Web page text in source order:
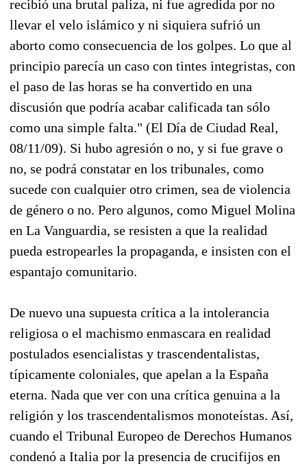
recibió una brutal paliza, ni fue agredida por no
llevar el velo islámico y ni siquiera sufrió un
aborto como consecuencia de los golpes. Lo que al
principio parecía un caso con tintes integristas, con
el paso de las horas se ha convertido en una
discusión que podría acabar calificada tan sólo
como una simple falta." (El Día de Ciudad Real,
08/11/09). Si hubo agresión o no, y si fue grave o
no, se podrá constatar en los tribunales, como
sucede con cualquier otro crimen, sea de violencia
de género o no. Pero algunos, como Miguel Molina
en La Vanguardia, se resisten a que la realidad
pueda estropearles la propaganda, e insisten con el
espantajo comunitario.
De nuevo una supuesta crítica a la intolerancia
religiosa o el machismo enmascara en realidad
postulados esencialistas y trascendentalistas,
típicamente coloniales, que apelan a la España
eterna. Nada que ver con una crítica genuina a la
religión y los trascendentalismos monoteístas. Así,
cuando el Tribunal Europeo de Derechos Humanos
condenó a Italia por la presencia de crucifijos en